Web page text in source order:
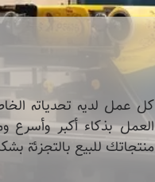
كل عمل لديه تحدياته
العمل بذكاء أكبر وأسرع
منتجاتك للبيع بالتجزئة